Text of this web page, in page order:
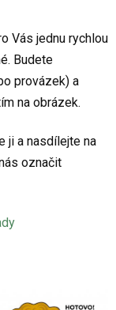
Vás jednu rychlou
Budete
provázek) a
na obrázek.
ji a nasdílejte na
označit